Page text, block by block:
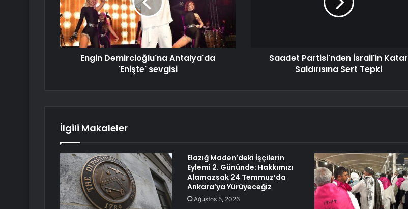
Engin Demircioğlu'na Antalya'da
'Enişte' sevgisi
Saadet Partisi'nden İsrail'in Katar
Saldırısına Sert Tepki
İlgili Makaleler
Elazığ Maden’deki İşçilerin
Eylemi 2. Gününde: Hakkımızı
Alamazsak 24 Temmuz’da
Ankara’ya Yürüyeceğiz
Ağustos 5, 2026